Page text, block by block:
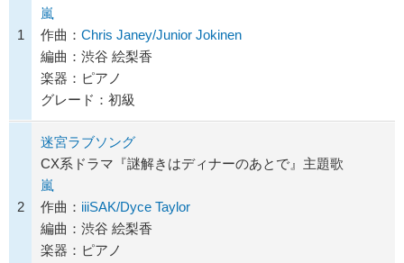
1
嵐
作曲： Chris Janey/Junior Jokinen
編曲：渋谷 絵梨香
楽器：ピアノ
グレード：初級
2
迷宮ラブソング
CX系ドラマ『謎解きはディナーのあとで』主題歌
嵐
作曲： iiiSAK/Dyce Taylor
編曲：渋谷 絵梨香
楽器：ピアノ